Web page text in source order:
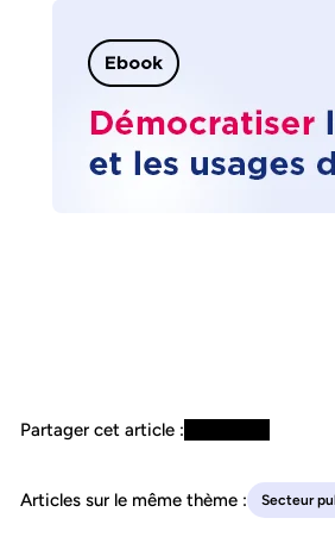
Partager cet article :
Articles sur le même thème : Secteur